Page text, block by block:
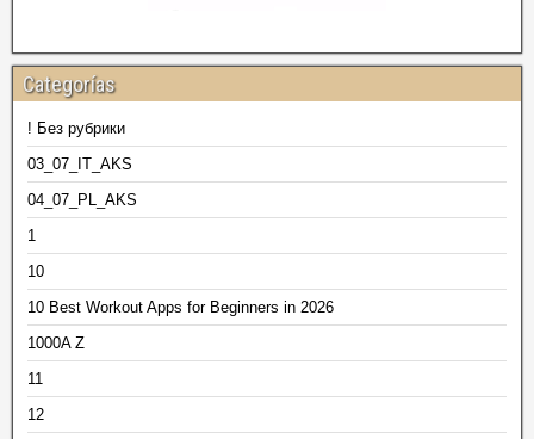
Categorías
! Без рубрики
03_07_IT_AKS
04_07_PL_AKS
1
10
10 Best Workout Apps for Beginners in 2026
1000A Z
11
12